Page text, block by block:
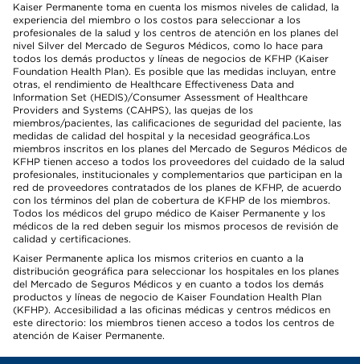
Kaiser Permanente toma en cuenta los mismos niveles de calidad, la
experiencia del miembro o los costos para seleccionar a los
profesionales de la salud y los centros de atención en los planes del
nivel Silver del Mercado de Seguros Médicos, como lo hace para
todos los demás productos y líneas de negocios de KFHP (Kaiser
Foundation Health Plan). Es posible que las medidas incluyan, entre
otras, el rendimiento de Healthcare Effectiveness Data and
Information Set (HEDIS)/Consumer Assessment of Healthcare
Providers and Systems (CAHPS), las quejas de los
miembros/pacientes, las calificaciones de seguridad del paciente, las
medidas de calidad del hospital y la necesidad geográfica.Los
miembros inscritos en los planes del Mercado de Seguros Médicos de
KFHP tienen acceso a todos los proveedores del cuidado de la salud
profesionales, institucionales y complementarios que participan en la
red de proveedores contratados de los planes de KFHP, de acuerdo
con los términos del plan de cobertura de KFHP de los miembros.
Todos los médicos del grupo médico de Kaiser Permanente y los
médicos de la red deben seguir los mismos procesos de revisión de
calidad y certificaciones.
Kaiser Permanente aplica los mismos criterios en cuanto a la
distribución geográfica para seleccionar los hospitales en los planes
del Mercado de Seguros Médicos y en cuanto a todos los demás
productos y líneas de negocio de Kaiser Foundation Health Plan
(KFHP). Accesibilidad a las oficinas médicas y centros médicos en
este directorio: los miembros tienen acceso a todos los centros de
atención de Kaiser Permanente.